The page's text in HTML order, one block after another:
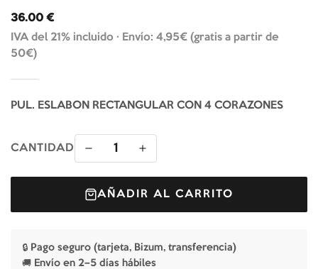
36.00 €
IVA del 21% incluido · Envío: 4,95€ (gratis a partir de
50€)
PUL. ESLABON RECTANGULAR CON 4 CORAZONES
CANTIDAD 1
AÑADIR AL CARRITO
🔒 Pago seguro (tarjeta, Bizum, transferencia)
🚚 Envío en 2–5 días hábiles